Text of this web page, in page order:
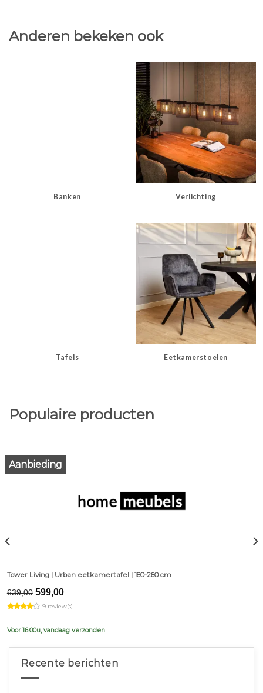
Anderen bekeken ook
Banken Verlichting
Tafels Eetkamerstoelen
Populaire producten
Aanbieding
Tower Living | Urban eetkamertafel | 180-260 cm
639,00 Original
price
was:
599,00Current
is:
9 review(s)
Voor 16.00u, vandaag verzonden
Recente berichten